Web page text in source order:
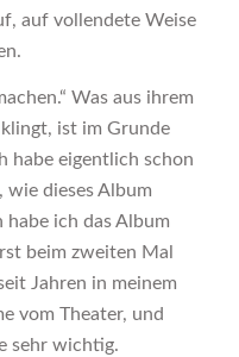
auf vollendete Weise
Was aus ihrem
ist im Grunde
habe eigentlich schon
wie dieses Album
habe ich das Album
beim zweiten Mal
Jahren in meinem
vom Theater, und
sehr wichtig.